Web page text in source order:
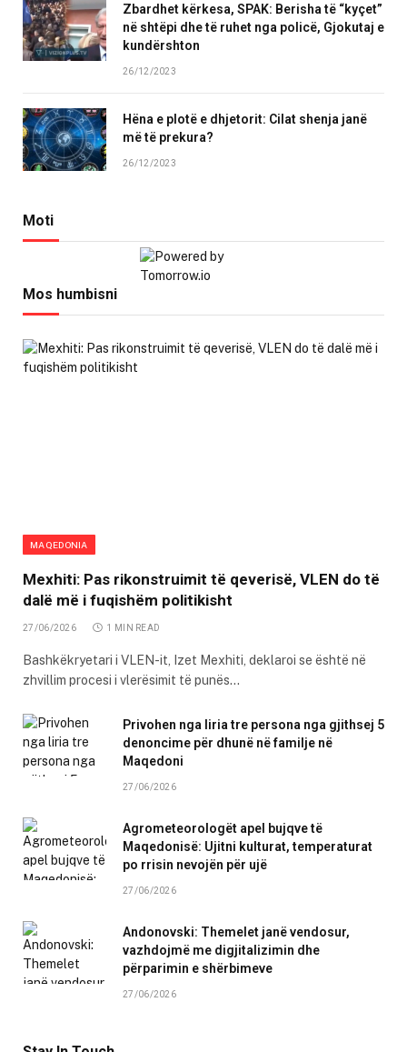
Zbardhet kërkesa, SPAK: Berisha të “kyçet”
në shtëpi dhe të ruhet nga policë, Gjokutaj e
kundërshton
26/12/2023
Hëna e plotë e dhjetorit: Cilat shenja janë
më të prekura?
26/12/2023
Moti
Mos humbisni
MAQEDONIA
Mexhiti: Pas rikonstruimit të qeverisë, VLEN do të
dalë më i fuqishëm politikisht
27/06/2026 1 MIN READ
Bashkëkryetari i VLEN-it, Izet Mexhiti, deklaroi se është në
zhvillim procesi i vlerësimit të punës…
Privohen nga liria tre persona nga gjithsej 5
denoncime për dhunë në familje në
Maqedoni
27/06/2026
Agrometeorologët apel bujqve të
Maqedonisë: Ujitni kulturat, temperaturat
po rrisin nevojën për ujë
27/06/2026
Andonovski: Themelet janë vendosur,
vazhdojmë me digjitalizimin dhe
përparimin e shërbimeve
27/06/2026